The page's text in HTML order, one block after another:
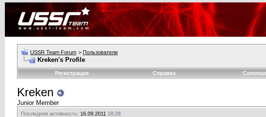
USSR Team Forum > Пользователи
Kreken's Profile
Регистрация
Справка
Kreken
Junior Member
Последняя активность: 16.09.2011 18:28